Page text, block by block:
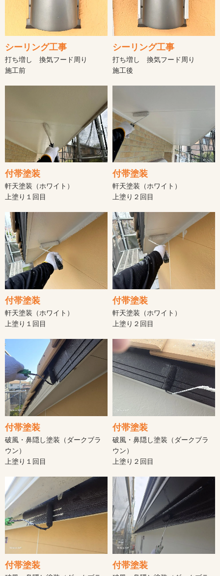
シーリング工事
打ち増し 換気フード周り
施工前
シーリング工事
打ち増し 換気フード周り
施工後
付帯塗装
軒天塗装（ホワイト）
上塗り１回目
付帯塗装
軒天塗装（ホワイト）
上塗り２回目
付帯塗装
軒天塗装（ホワイト）
上塗り１回目
付帯塗装
軒天塗装（ホワイト）
上塗り２回目
付帯塗装
破風・鼻隠し塗装（ダークブラ
ウン）
上塗り１回目
付帯塗装
破風・鼻隠し塗装（ダークブラ
ウン）
上塗り２回目
付帯塗装 付帯塗装